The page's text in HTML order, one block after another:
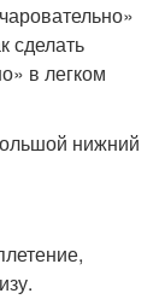
сделать
в легком
нижний